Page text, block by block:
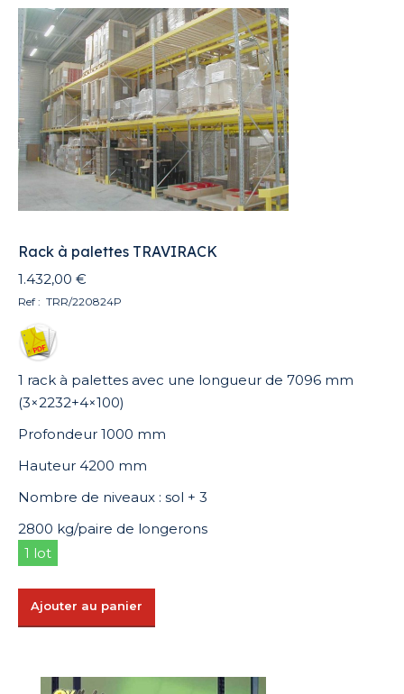
variations.
Les
options
peuvent
être
choisies
sur
la
page
du
Rack à palettes TRAVIRACK
1.432,00 €
Ref : TRR/220824P
1 rack à palettes avec une longueur de 7096 mm
(3×2232+4×100)
Profondeur 1000 mm
Hauteur 4200 mm
Nombre de niveaux : sol + 3
2800 kg/paire de longerons
1 lot
Ajouter au panier